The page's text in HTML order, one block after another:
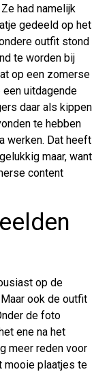
had namelijk
gedeeld op het
outfit stond
te worden bij
op een zomerse
uitdagende
daar als kippen
te hebben
werken. Dat heeft
maar, want
content
op de
ook de outfit
de foto
ene na het
meer reden voor
mooie plaatjes te